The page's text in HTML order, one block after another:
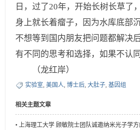
日，过了20年，开始长树长草了
身上就长着瘤子，因为水库底部
不想等到国内朋友把问题都解决
有不同的思考和选择，如果不认
（龙红岸）
实验室, 美国人, 博士后, 大肚子, 基因组
相关主题文章
• 上海理工大学 顾敏院士团队诚邀纳米光子学